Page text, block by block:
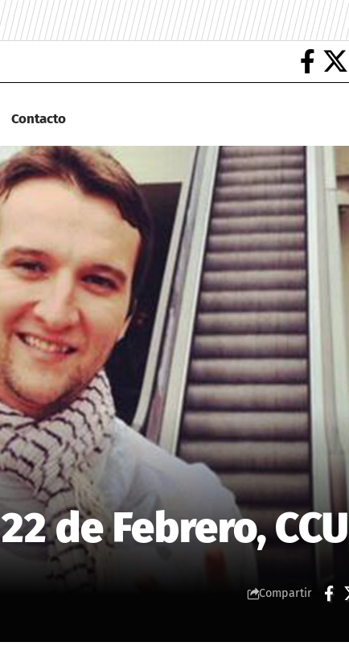
Contacto
de Febrero, CCU
Compartir